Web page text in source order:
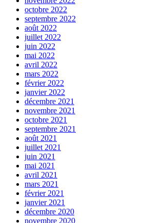
octobre 2022
septembre 2022
août 2022
juillet 2022
juin 2022
mai 2022
avril 2022
mars 2022
février 2022
janvier 2022
décembre 2021
novembre 2021
octobre 2021
septembre 2021
août 2021
juillet 2021
juin 2021
mai 2021
avril 2021
mars 2021
février 2021
janvier 2021
décembre 2020
novembre 2020